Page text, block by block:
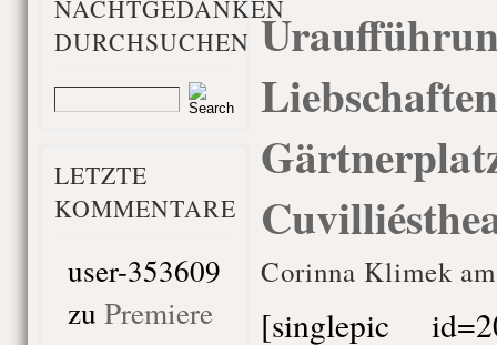
NACHTGEDANKEN
DURCHSUCHEN
LETZTE
KOMMENTARE
user-353609
zu Premiere
Corinna Klimek
[singlepic